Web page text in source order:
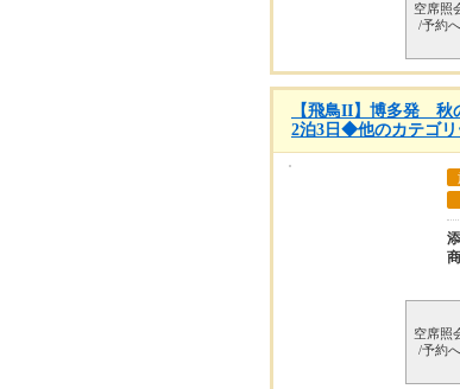
空席照
/予約へ
【飛鳥II】博多発 秋
2泊3日◆他のカテゴリ
空席照
/予約へ